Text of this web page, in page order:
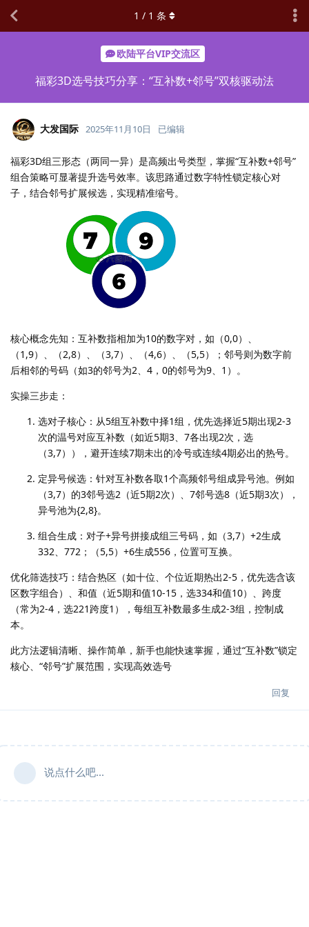
欧陆平台VIP交流区
福彩3D选号技巧分享：“互补数+邻号”双核驱动法
1 / 1 条
大发国际 2025年11月10日 已编辑
福彩3D组三形态（两同一异）是高频出号类型，掌握“互补数+邻号”
组合策略可显著提升选号效率。该思路通过数字特性锁定核心对
子，结合邻号扩展候选，实现精准缩号。
核心概念先知：互补数指相加为10的数字对，如（0,0）、
（1,9）、（2,8）、（3,7）、（4,6）、（5,5）；邻号则为数字前
后相邻的号码（如3的邻号为2、4，0的邻号为9、1）。
实操三步走：
选对子核心：从5组互补数中择1组，优先选择近5期出现2-3
次的温号对应互补数（如近5期3、7各出现2次，选
（3,7）），避开连续7期未出的冷号或连续4期必出的热号。
定异号候选：针对互补数各取1个高频邻号组成异号池。例如
（3,7）的3邻号选2（近5期2次）、7邻号选8（近5期3次），
异号池为{2,8}。
组合生成：对子+异号拼接成组三号码，如（3,7）+2生成
332、772；（5,5）+6生成556，位置可互换。
优化筛选技巧：结合热区（如十位、个位近期热出2-5，优先选含该
区数字组合）、和值（近5期和值10-15，选334和值10）、跨度
（常为2-4，选221跨度1），每组互补数最多生成2-3组，控制成
本。
此方法逻辑清晰、操作简单，新手也能快速掌握，通过“互补数”锁定
核心、“邻号”扩展范围，实现高效选号
回复
说点什么吧...